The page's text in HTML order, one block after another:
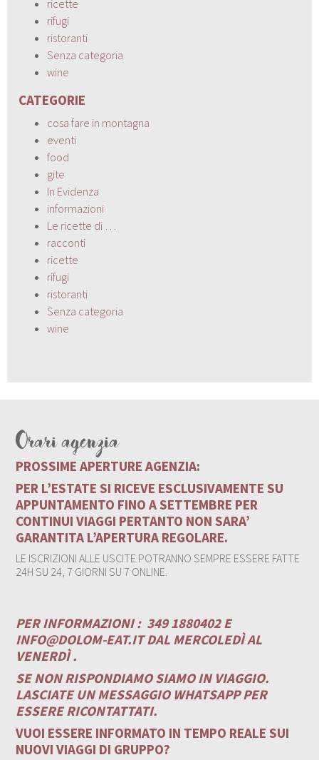
ricette
rifugi
ristoranti
Senza categoria
wine
CATEGORIE
cosa fare in montagna
eventi
food
gite
In Evidenza
informazioni
Le ricette di …
racconti
ricette
rifugi
ristoranti
Senza categoria
wine
Orari agenzia
PROSSIME APERTURE AGENZIA:
PER L’ESTATE SI RICEVE ESCLUSIVAMENTE SU
APPUNTAMENTO FINO A SETTEMBRE PER
CONTINUI VIAGGI PERTANTO NON SARA’
GARANTITA L’APERTURA REGOLARE.
LE ISCRIZIONI ALLE USCITE POTRANNO SEMPRE ESSERE FATTE
24H SU 24, 7 GIORNI SU 7 ONLINE.
PER INFORMAZIONI : 349 1880402 E
INFO@DOLOM-EAT.ITDAL MERCOLEDÌ AL
VENERDÌ .
SE NON RISPONDIAMO SIAMO IN VIAGGIO.
LASCIATE UN MESSAGGIO WHATSAPP PER
ESSERE RICONTATTATI.
VUOI ESSERE INFORMATO IN TEMPO REALE SUI
NUOVI VIAGGI DI GRUPPO?